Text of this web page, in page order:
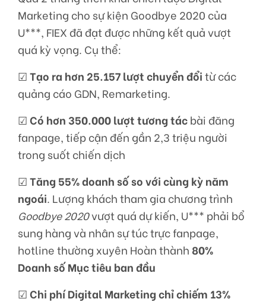
Marketing cho sự kiện Goodbye 2020 của
U***, FIEX đã đạt được những kết quả vượt
quá kỳ vọng. Cụ thể:
☑Tạo ra hơn 25.157 lượt chuyển đổitừ các
quảng cáo GDN, Remarketing.
☑Có hơn 350.000 lượt tương tácbài đăng
fanpage, tiếp cận đến gần 2,3 triệu người
trong suốt chiến dịch
☑Tăng 55% doanh số so với cùng kỳ năm
ngoái. Lượng khách tham gia chương trình
Goodbye 2020vượt quá dự kiến, U*** phải bổ
sung hàng và nhân sự túc trực fanpage,
hotline thường xuyên Hoàn thành 80%
Doanh số Mục tiêu ban đầu
☑Chi phí Digital Marketing chỉ chiếm 13%